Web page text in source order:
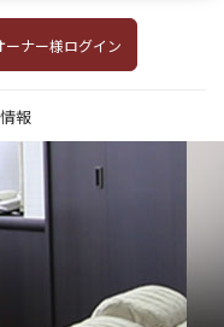
ーナー様ログイン
報